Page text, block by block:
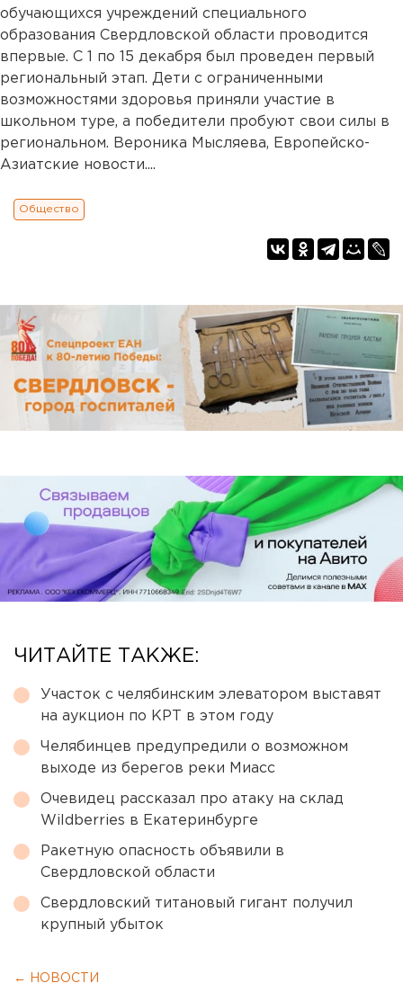
обучающихся учреждений специального
образования Свердловской области проводится
впервые. С 1 по 15 декабря был проведен первый
региональный этап. Дети с ограниченными
возможностями здоровья приняли участие в
школьном туре, а победители пробуют свои силы в
региональном. Вероника Мысляева, Европейско-
Азиатские новости....
Общество
ЧИТАЙТЕ ТАКЖЕ:
Участок с челябинским элеватором выставят
на аукцион по КРТ в этом году
Челябинцев предупредили о возможном
выходе из берегов реки Миасс
Очевидец рассказал про атаку на склад
Wildberries в Екатеринбурге
Ракетную опасность объявили в
Свердловской области
Свердловский титановый гигант получил
крупный убыток
← НОВОСТИ